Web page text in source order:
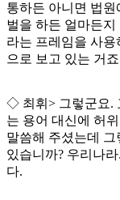
통하든 아니면 법
벌을 하든 얼마든
라는 프레임을 사
으로 보고 있는 거죠
◇ 최휘 > 그렇군요.
는 용어 대신에 허
말씀해 주셨는데
있습니까? 우리나
다.